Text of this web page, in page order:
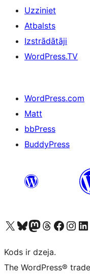
Uzziniet
Atbalsts
Izstrādātāji
WordPress.TV
WordPress.com
Matt
bbPress
BuddyPress
Apmeklējiet mūsu X (agrāk Twitter) kontu
Apmeklējiet mūsu Bluesky kontu
Apmeklējiet mūsu Mastodon kontu
Apmeklējiet mūsu Threads kontu
Apmeklējiet mūsu Facebook lapu
Apmeklējiet mūsu
Kods ir dzeja.
The WordPress®